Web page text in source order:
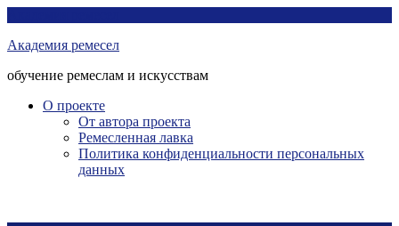
контенту
Академия ремесел
обучение ремеслам и искусствам
О проекте
От автора проекта
Ремесленная лавка
Политика конфиденциальности персональных
данных